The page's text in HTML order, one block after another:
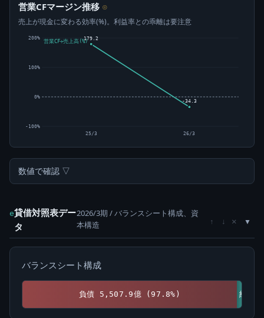
営業CFマージン推移 ⊙
売上が現金に変わる効率(%)。利益率との乖離は要注意
-100%
0%
100%
200% 179.2
25/3
-34.3
26/3
営業CF÷売上高(%)
数値で確認 ▽
e貸借対照表デー
タ
2026/3期 / バランスシート構成、資
本構造
↑ ↓ ×
バランスシート構成
負債 5,507.9億 (97.8%) 純資